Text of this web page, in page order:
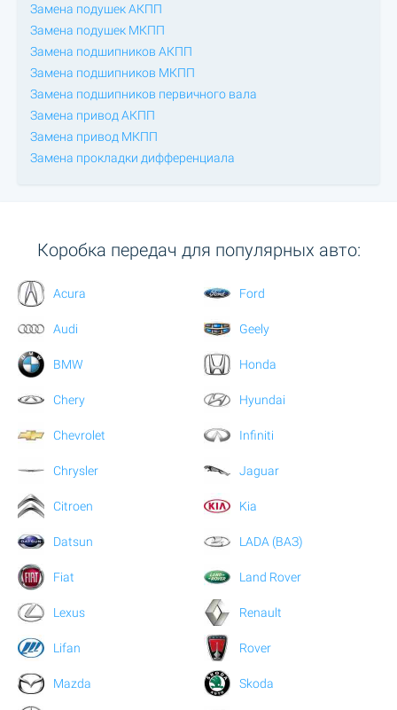
Замена подушек АКПП
Замена подушек МКПП
Замена подшипников АКПП
Замена подшипников МКПП
Замена подшипников первичного вала
Замена привод АКПП
Замена привод МКПП
Замена прокладки дифференциала
Коробка передач для популярных авто:
Acura
Audi
BMW
Chery
Chevrolet
Chrysler
Citroen
Datsun
Fiat
Ford
Geely
Honda
Hyundai
Infiniti
Jaguar
Kia
LADA (ВАЗ)
Land Rover
Lexus
Lifan
Mazda
Renault
Rover
Skoda